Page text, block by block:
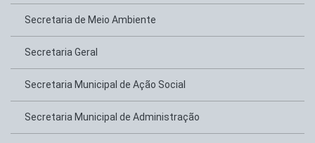
Secretaria de Meio Ambiente
Secretaria Geral
Secretaria Municipal de Ação Social
Secretaria Municipal de Administração